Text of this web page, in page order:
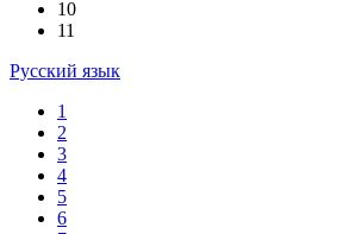
10
11
Русский язык
1
2
3
4
5
6